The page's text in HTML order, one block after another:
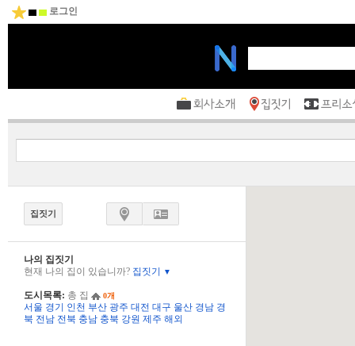
로그인
집짓기
나의 집짓기
현재 나의 집이 있습니까? 집짓기 ▼
도시목록: 총 집 0개
서울 경기 인천 부산 광주 대전 대구 울산 경남 경
북 전남 전북 충남 충북 강원 제주 해외